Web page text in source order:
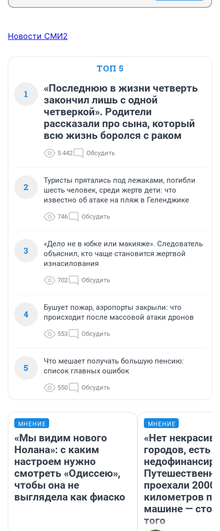
Новости СМИ2
ТОП 5
1
«Последнюю в жизни четверть
закончил лишь с одной
четверкой». Родители
рассказали про сына, который
всю жизнь боролся с раком
5 442 Обсудить
2
Туристы прятались под лежаками, погибли
шесть человек, среди жертв дети: что
известно об атаке на пляж в Геленджике
746 Обсудить
3
«Дело не в юбке или макияже». Следователь
объяснил, кто чаще становится жертвой
изнасилования
702 Обсудить
4
Бушует пожар, аэропорты закрыли: что
происходит после массовой атаки дронов
553 Обсудить
5
Что мешает получать большую пенсию:
список главных ошибок
550 Обсудить
МНЕНИЕ
«Мы видим нового
Нолана»: с каким
настроем нужно
смотреть «Одиссею»,
чтобы она не
выглядела как фиаско
МНЕНИЕ
«Нет
городов, есть
проехали 2000
километров по
машине —
того